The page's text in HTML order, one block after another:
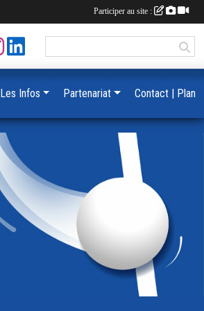
Les Infos Partenariat Contact | Plan
Participer au site :